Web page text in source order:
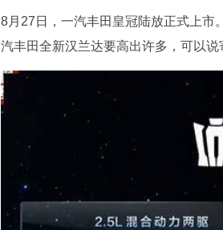
8月27日，一汽丰田皇冠陆放正式上市
汽丰田全新汉兰达要高出许多，可以说